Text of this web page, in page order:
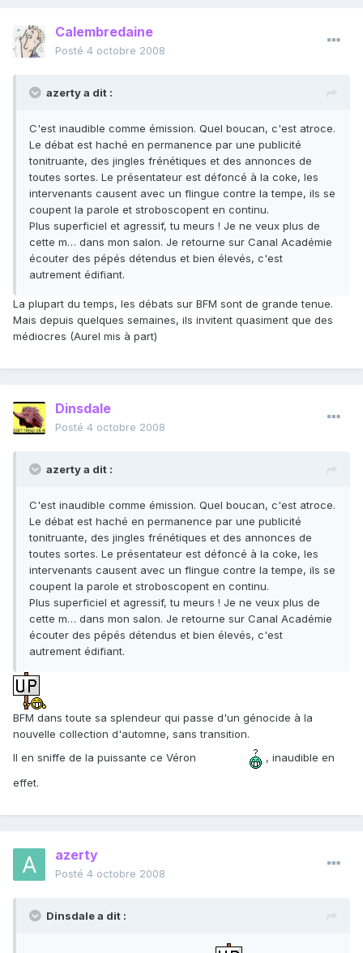
Calembredaine
Posté 4 octobre 2008
azerty a dit :
C'est inaudible comme émission. Quel boucan, c'est atroce.
Le débat est haché en permanence par une publicité
tonitruante, des jingles frénétiques et des annonces de
toutes sortes. Le présentateur est défoncé à la coke, les
intervenants causent avec un flingue contre la tempe, ils se
coupent la parole et stroboscopent en continu.
Plus superficiel et agressif, tu meurs ! Je ne veux plus de
cette m… dans mon salon. Je retourne sur Canal Académie
écouter des pépés détendus et bien élevés, c'est
autrement édifiant.
La plupart du temps, les débats sur BFM sont de grande tenue.
Mais depuis quelques semaines, ils invitent quasiment que des
médiocres (Aurel mis à part)
Dinsdale
Posté 4 octobre 2008
azerty a dit :
C'est inaudible comme émission. Quel boucan, c'est atroce.
Le débat est haché en permanence par une publicité
tonitruante, des jingles frénétiques et des annonces de
toutes sortes. Le présentateur est défoncé à la coke, les
intervenants causent avec un flingue contre la tempe, ils se
coupent la parole et stroboscopent en continu.
Plus superficiel et agressif, tu meurs ! Je ne veux plus de
cette m… dans mon salon. Je retourne sur Canal Académie
écouter des pépés détendus et bien élevés, c'est
autrement édifiant.
BFM dans toute sa splendeur qui passe d'un génocide à la
nouvelle collection d'automne, sans transition.
Il en sniffe de la puissante ce Véron
, inaudible en
effet.
azerty
Posté 4 octobre 2008
Dinsdale a dit :